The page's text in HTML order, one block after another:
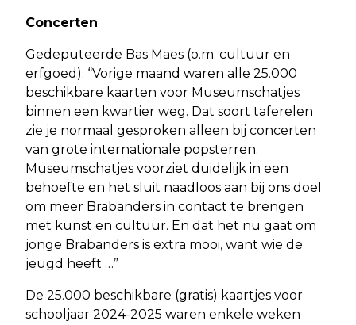
Concerten
Gedeputeerde Bas Maes (o.m. cultuur en
erfgoed): “Vorige maand waren alle 25.000
beschikbare kaarten voor Museumschatjes
binnen een kwartier weg. Dat soort taferelen
zie je normaal gesproken alleen bij concerten
van grote internationale popsterren.
Museumschatjes voorziet duidelijk in een
behoefte en het sluit naadloos aan bij ons doel
om meer Brabanders in contact te brengen
met kunst en cultuur. En dat het nu gaat om
jonge Brabanders is extra mooi, want wie de
jeugd heeft …”
De 25.000 beschikbare (gratis) kaartjes voor
schooljaar 2024-2025 waren enkele weken